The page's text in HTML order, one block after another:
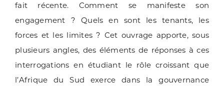
fait récente. Comment se manifeste son
engagement ? Quels en sont les tenants, les
forces et les limites ? Cet ouvrage apporte, sous
plusieurs angles, des éléments de réponses à ces
interrogations en étudiant le rôle croissant que
l’Afrique du Sud exerce dans la gouvernance